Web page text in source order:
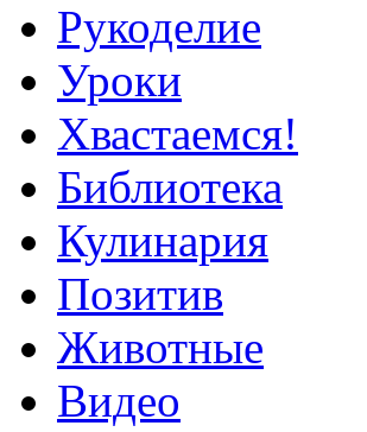
Рукоделие
Уроки
Хвастаемся!
Библиотека
Кулинария
Позитив
Животные
Видео